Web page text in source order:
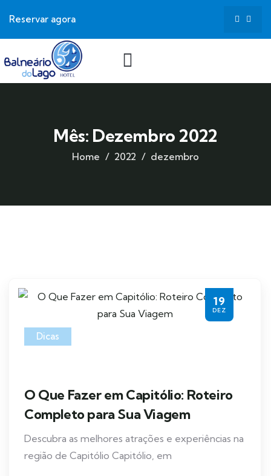
Reservar agora
Mês: Dezembro 2022
Home 2022 dezembro
19
DEZ
Dicas
O Que Fazer em Capitólio: Roteiro
Completo para Sua Viagem
Descubra as melhores atrações e experiências na
região de Capitólio Capitólio, em